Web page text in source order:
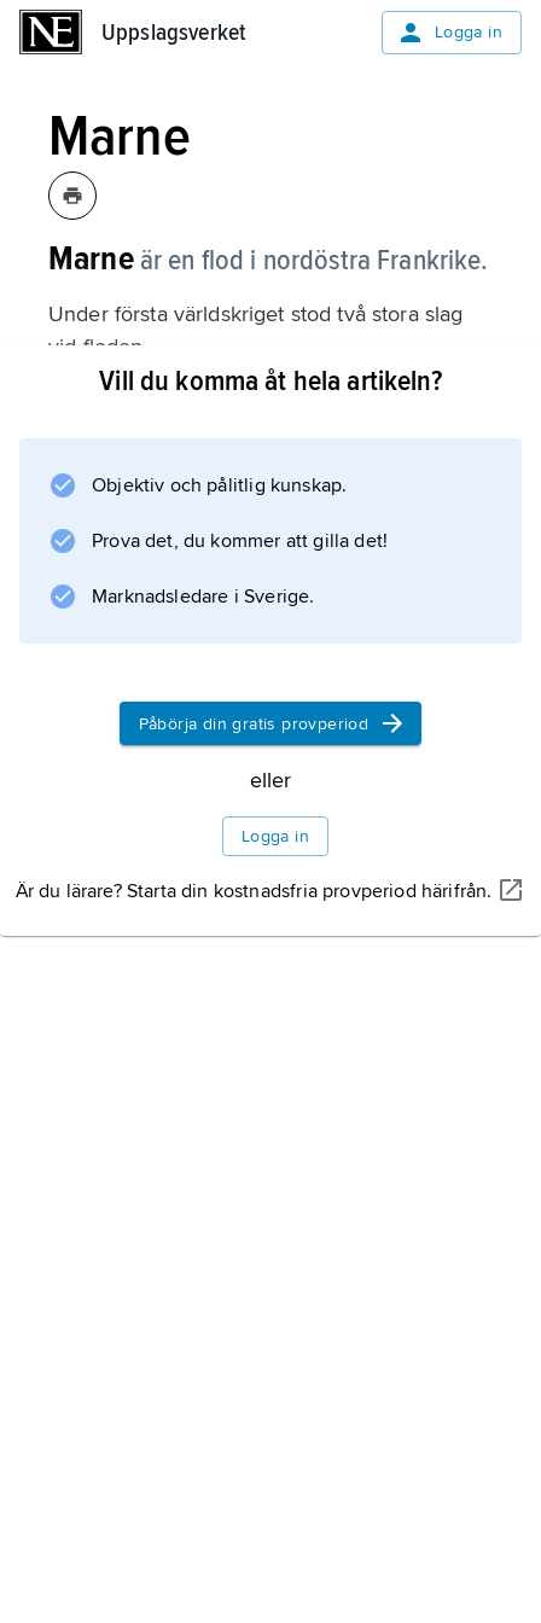
Uppslagsverket Logga in
Marne
Marne är en flod i nordöstra Frankrike.
Under första världskriget stod två stora slag
vid floden.
Information om artikeln
Vill du komma åt hela artikeln?
Objektiv och pålitlig kunskap.
Prova det, du kommer att gilla det!
Marknadsledare i Sverige.
Påbörja din gratis provperiod
eller
Logga in
Är du lärare? Starta din kostnadsfria provperiod härifrån.